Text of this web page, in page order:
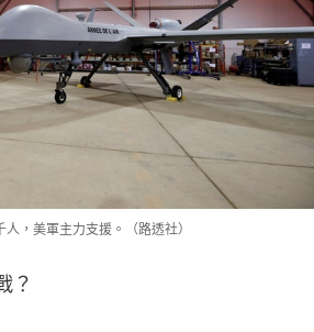
，美軍主力支援。（路透社）
？